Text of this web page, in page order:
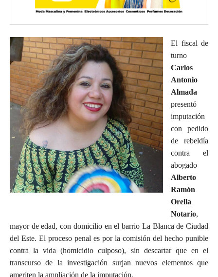
El fiscal de
turno
Carlos
Antonio
Almada
presentó
imputación
con pedido
de rebeldía
contra el
abogado
Alberto
Ramón
Orella
Notario,
mayor de edad, con domicilio en el barrio La Blanca de Ciudad
del Este. El proceso penal es por la comisión del hecho punible
contra la vida (homicidio culposo), sin descartar que en el
transcurso de la investigación surjan nuevos elementos que
ameriten la ampliación de la imputación.